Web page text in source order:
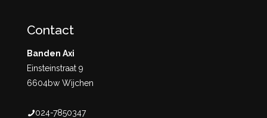
Contact
Banden Axi
Einsteinstraat 9
6604bw Wijchen
024-7850347